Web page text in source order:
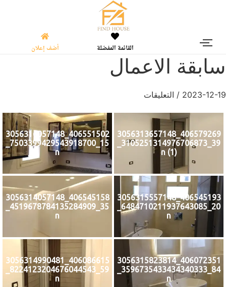
القائمة المفضلة أضف إعلان
سابقة الاعمال
2023-12-19
/ التعليقات
406579269_3056313657148
n (1)
406551502_3056316057148
15_7503399429543918700_
n
406545193_3056315557148
20_6484710211937643085_
n
406545158_3056314057148
n
406072351_3056315823814
n
406086615_3056314990481
n